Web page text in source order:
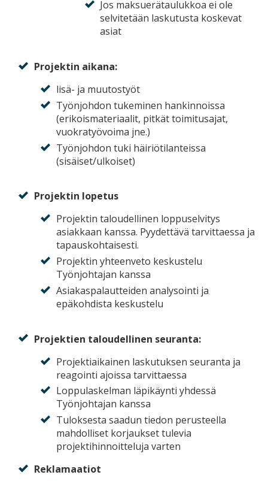
Jos maksuerätaulukkoa ei ole
selvitetään laskutusta koskevat
asiat
Projektin aikana:
lisä- ja muutostyöt
Työnjohdon tukeminen hankinnoissa
(erikoismateriaalit, pitkät toimitusajat,
vuokratyövoima jne.)
Työnjohdon tuki häiriötilanteissa
(sisäiset/ulkoiset)
Projektin lopetus
Projektin taloudellinen loppuselvitys
asiakkaan kanssa. Pyydettävä tarvittaessa ja
tapauskohtaisesti.
Projektin yhteenveto keskustelu
Työnjohtajan kanssa
Asiakaspalautteiden analysointi ja
epäkohdista keskustelu
Projektien taloudellinen seuranta:
Projektiaikainen laskutuksen seuranta ja
reagointi ajoissa tarvittaessa
Loppulaskelman läpikäynti yhdessä
Työnjohtajan kanssa
Tuloksesta saadun tiedon perusteella
mahdolliset korjaukset tulevia
projektihinnoitteluja varten
Reklamaatiot